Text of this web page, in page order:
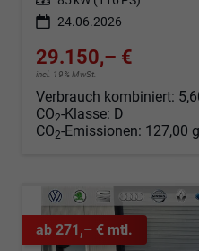
24.06.2026
29.150,– €
incl. 19% MwSt.
Verbrauch kombiniert:
CO2-Klasse: D
CO2-Emissionen: 127,00
ab 271,– € mtl.